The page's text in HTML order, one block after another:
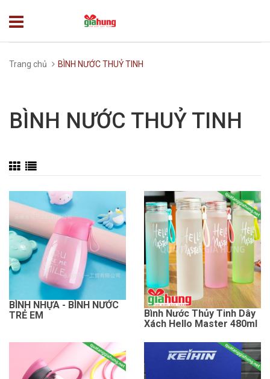
Trang chủ BÌNH NƯỚC THUỶ TINH
BÌNH NƯỚC THUỶ TINH
BÌNH NHỰA - BÌNH NƯỚC
TRẺ EM
Bình Nước Thủy Tinh Dây
Xách Hello Master 480ml